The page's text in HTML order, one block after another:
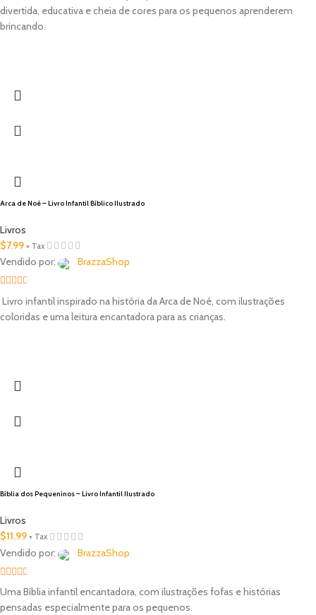
out of
5
divertida, educativa e cheia de cores para os pequenos aprenderem
brincando.
Arca de Noé – Livro Infantil Bíblico Ilustrado
Livros
$7.99 + Tax
Vendido por: BrazzaShop
2.33
out of
Livro infantil inspirado na história da Arca de Noé, com ilustrações
coloridas e uma leitura encantadora para as crianças.
Bíblia dos Pequeninos – Livro Infantil Ilustrado
Livros
$11.99 + Tax
Vendido por: BrazzaShop
2.33
Uma Bíblia infantil encantadora, com ilustrações fofas e histórias
pensadas especialmente para os pequenos.